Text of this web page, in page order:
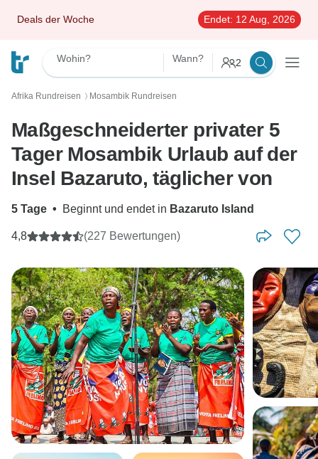
Deals der Woche Endet: 12 Aug, 2026
Wohin? Wann? 2
Afrika Rundreisen 〉 Mosambik Rundreisen
Maßgeschneiderter privater 5
Tager Mosambik Urlaub auf der
Insel Bazaruto, täglicher von
5 Tage • Beginnt und endet in Bazaruto Island
4,8 (227 Bewertungen)